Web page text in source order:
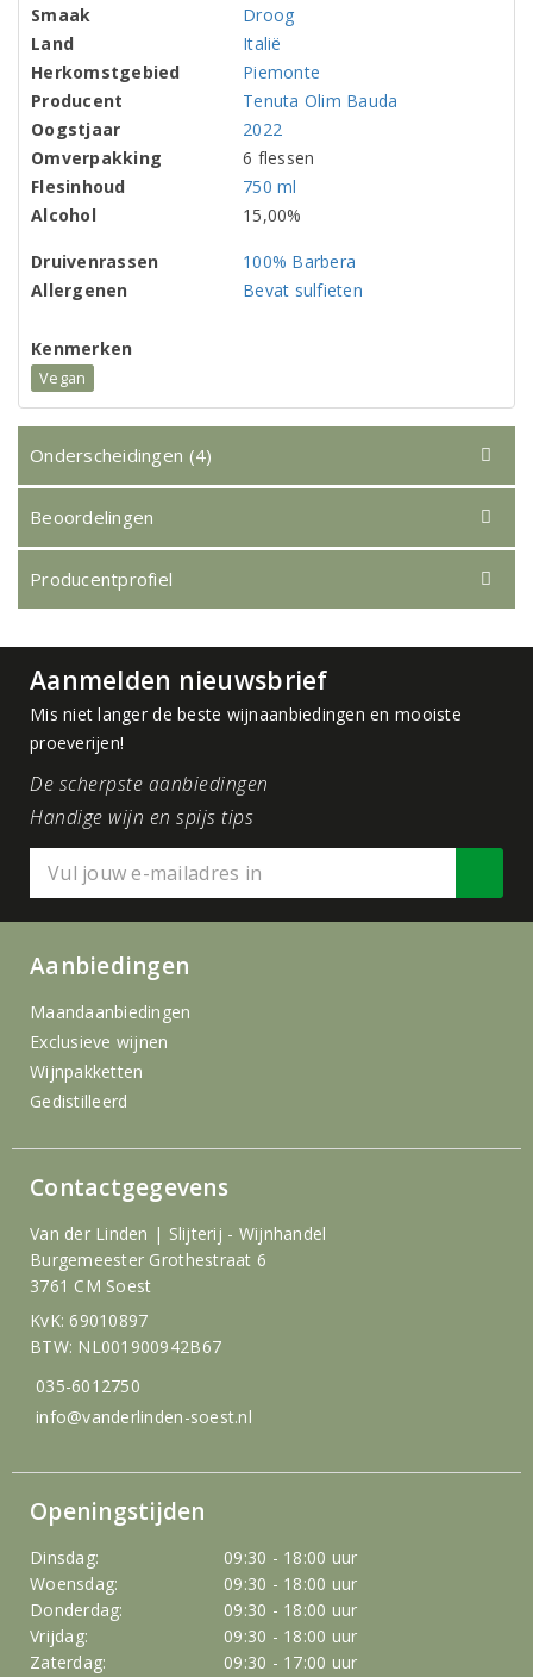
Smaak
Droog
Land
Italië
Herkomstgebied
Piemonte
Producent
Tenuta Olim Bauda
Oogstjaar
2022
Omverpakking
6 flessen
Flesinhoud
750 ml
Alcohol
15,00%
Druivenrassen
100% Barbera
Allergenen
Bevat sulfieten
Kenmerken
Vegan
Onderscheidingen (4)
Beoordelingen
Producentprofiel
Aanmelden nieuwsbrief
Mis niet langer de beste wijnaanbiedingen en mooiste
proeverijen!
De scherpste aanbiedingen
Handige wijn en spijs tips
Aanbiedingen
Maandaanbiedingen
Exclusieve wijnen
Wijnpakketten
Gedistilleerd
Contactgegevens
Van der Linden | Slijterij - Wijnhandel
Burgemeester Grothestraat 6
3761 CM Soest
KvK: 69010897
BTW: NL001900942B67
035-6012750
info@vanderlinden-soest.nl
Openingstijden
Dinsdag:
09:30 - 18:00 uur
Woensdag:
09:30 - 18:00 uur
Donderdag:
09:30 - 18:00 uur
Vrijdag:
09:30 - 18:00 uur
Zaterdag:
09:30 - 17:00 uur